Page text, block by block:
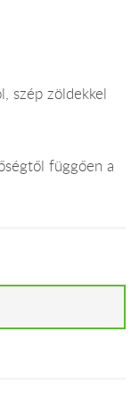
szép zöldekkel
függően a